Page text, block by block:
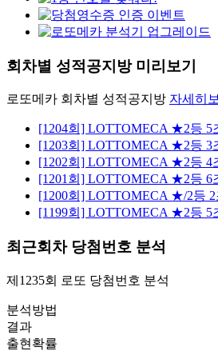
회차별 성적공지방 미리보기
로또메카 회차별 성적공지방 자세히
[1204회] LOTTOMECA ★2등 5
[1203회] LOTTOMECA ★2등 3
[1202회] LOTTOMECA ★2등 4
[1201회] LOTTOMECA ★2등 6
[1200회] LOTTOMECA ★/2등
[1199회] LOTTOMECA ★2등 5
최근회차 당첨번호 분석
제1235회 로또 당첨번호 분석
분석방법
결과
출현확률